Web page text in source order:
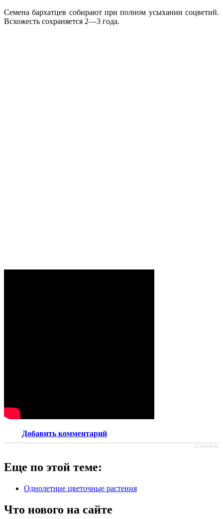
Семена бархатцев собирают при полном усыхании соцветий.
Всхожесть сохраняется 2—3 года.
Добавить комментарий
JComments
Еще по этой теме:
Однолетние цветочные растения
Что нового на сайте